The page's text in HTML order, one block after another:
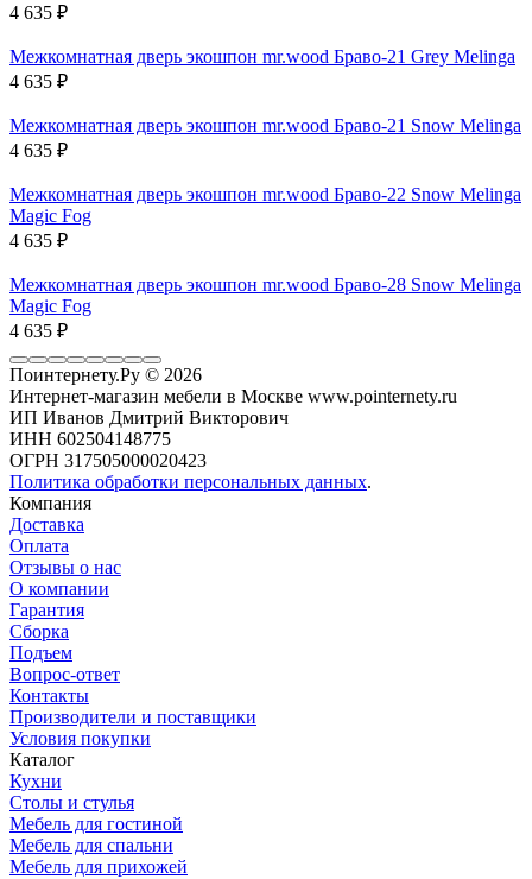
4 635 ₽
Межкомнатная дверь экошпон mr.wood Браво-21 Grey Melinga
4 635 ₽
Межкомнатная дверь экошпон mr.wood Браво-21 Snow Melinga
4 635 ₽
Межкомнатная дверь экошпон mr.wood Браво-22 Snow Melinga
Magic Fog
4 635 ₽
Межкомнатная дверь экошпон mr.wood Браво-28 Snow Melinga
Magic Fog
4 635 ₽
Поинтернету.Ру © 2026
Интернет-магазин мебели в Москве www.pointernety.ru
ИП Иванов Дмитрий Викторович
ИНН 602504148775
ОГРН 317505000020423
Политика обработки персональных данных.
Компания
Доставка
Оплата
Отзывы о нас
О компании
Гарантия
Сборка
Подъем
Вопрос-ответ
Контакты
Производители и поставщики
Условия покупки
Каталог
Кухни
Столы и стулья
Мебель для гостиной
Мебель для спальни
Мебель для прихожей